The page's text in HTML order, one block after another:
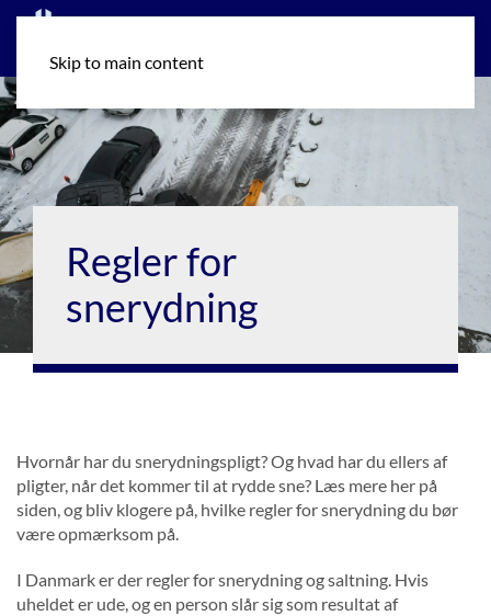
Skip to main content
Regler for
snerydning
Hvornår har du snerydningspligt? Og hvad har du ellers af
pligter, når det kommer til at rydde sne? Læs mere her på
siden, og bliv klogere på, hvilke regler for snerydning du bør
være opmærksom på.
I Danmark er der regler for snerydning og saltning. Hvis
uheldet er ude, og en person slår sig som resultat af